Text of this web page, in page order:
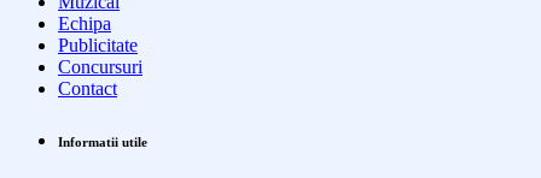
Echipa
Publicitate
Concursuri
Contact
Informatii utile